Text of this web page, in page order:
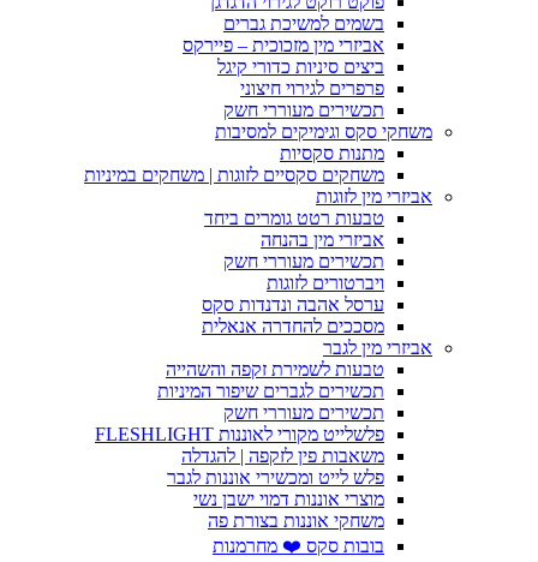
בשמים למשיכת גברים
אביזרי מין מזכוכית – פיירקס
ביצים סיניות כדורי קיגל
פרפרים לגירוי חיצוני
תכשירים מעוררי חשק
משחקי סקס וגימיקים למסיבות
מתנות סקסיות
משחקים סקסיים לזוגות | משחקים במיניות
אביזרי מין לזוגות
טבעות רטט גומרים ביחד
אביזרי מין בהנחה
תכשירים מעוררי חשק
ויברטורים לזוגות
ערסל אהבה ונדנדות סקס
מסככים להחדרה אנאלית
אביזרי מין לגבר
טבעות לשמירת זקפה והשהייה
תכשירים לגברים שיפור המיניות
תכשירים מעוררי חשק
פלשלייט מקורי לאוננות FLESHLIGHT
משאבות פין לזקפה | להגדלה
פלש לייט ומכשירי אוננות לגבר
מוצרי אוננות דמוי ישבן נשי
משחקי אוננות בצורת פה
בובות סקס ❤️ מחרמנות